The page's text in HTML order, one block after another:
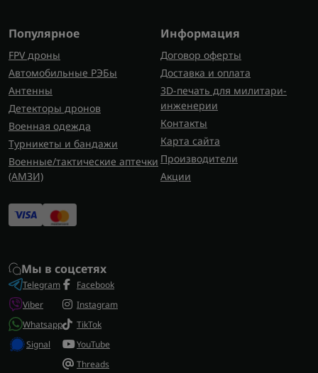
Популярное
FPV дроны
Автомобильные РЭБы
Антенны
Детекторы дронов
Военная одежда
Турникеты и бандажи
Военные/тактические аптечки
(AMЗИ)
Информация
Договор оферты
Доставка и оплата
3D-печать для милитари-
инженерии
Контакты
Карта сайта
Производители
Акции
Мы в соцсетях
Telegram
Viber
Whatsapp
Signal
Facebook
Instagram
TikTok
YouTube
Threads